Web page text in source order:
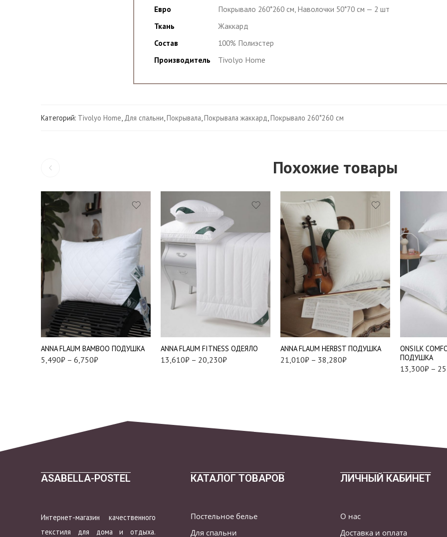
Евро
Покрывало 260*260 см, Наволочки 50*70 см — 2 шт
Ткань
Жаккард
Состав
100% Полиэстер
Производитель
Tivolyo Home
Категорий: Tivolyo Home, Для спальни,Покрывала,Покрывала жаккард,Покрывало 260*260 см
Похожие товары
ANNA FLAUM BAMBOO ПОДУШКА
5,490₽ – 6,750₽
Подушки 50*70 см.
Подушки 70*70 см.
ANNA FLAUM FITNESS ОДЕЯЛО
13,610₽ – 20,230₽
1,5 (150*200 см.)
Евро (200*200 см.)
Евро (200*220 см.)
Евро Макси (220*240
ANNA FLAUM HERBST ПОДУШКА
21,010₽ – 38,280₽
Подушки 50*70 см.
Подушки 50*90 см
Подушки 70*70 см.
Мягкая
Средняя
ONSILK
ПОДУШКА
13,300₽ –
Низкая
Средняя
ASABELLA-POSTEL
Интернет-магазин качественного
текстиля для дома и отдыха.
КАТАЛОГ ТОВАРОВ
Постельное белье
Для спальни
ЛИЧНЫЙ КАБИНЕТ
О нас
Доставка и оплата